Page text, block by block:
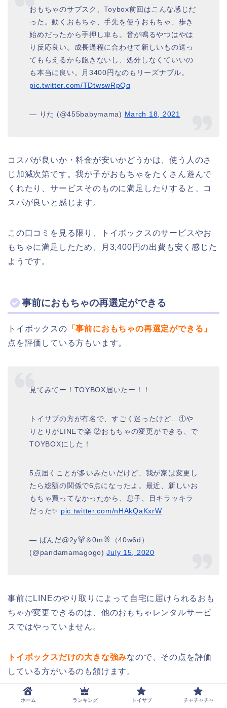
おもちゃのサブスク、Toybox前回はこんな感じだ
った。動くおもちゃ、手先を使うおもちゃ、歩き
始めだったから手押し車も。音が鳴るやつはやは
り反応良い。成長過程に合わせて新しいもの送っ
てもらえるから飽きないし、処分しなくていいの
も本当に良い。月3400円なのもリーズナブル。
pic.twitter.com/TDtwswRpQq
— りた (@455babymama) March 18, 2021
コスパが良いか・料金が安いかどうかは、使う人のさ
じ加減次第です。我が子がおもちゃをたくさん遊んで
くれたり、サービスそのものに満足したりすると、コ
スパが良いと感じます。
この口コミを見る限り、トイボックスのサービスやお
もちゃに満足したため、月3,400円の出費も安く感じた
ようです。
事前におもちゃの再選定ができる
トイボックスの 「事前におもちゃの再選定ができる」
点を評価している方もいます。
見てみてー！TOYBOX届いたー！！
トイサブの方が有名で、すごく迷ったけど…①や
りとりがLINEで楽 ②おもちゃの変更ができる、で
TOYBOXにした！
5点届くことが多いみたいだけど、我が家は変更し
たら総額の関係で6点になったよ。最近、新しいお
もちゃ買ってなかったから、息子、目キラッキラ
だった✨ pic.twitter.com/nHAkQaKxrW
— ぱんだ@2y🐻＆0m🐰（40w6d）
(@pandamamagogo)July 15, 2020
事前にLINEのやり取りによって自宅に届けられるおも
ちゃが変更できるのは、他のおもちゃレンタルサービ
スではやっていません。
トイボックスだけの大きな強みなので、その点を評価
している方がいるのも頷けます。
おもちゃ変更だけではなく、LINEのやりとりが楽とい
ホーム ランキング トイサブ チャチャチャ